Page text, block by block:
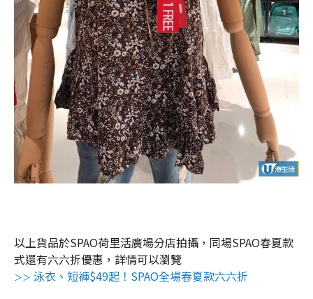
以上貨品於SPAO荷里活廣場分店拍攝，同場SPAO春夏款
式還有六六折優惠，詳情可以瀏覽
＞＞ 泳衣、短褲$49起！SPAO全場春夏款六六折